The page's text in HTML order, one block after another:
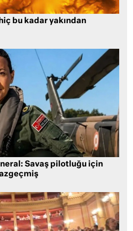
bu kadar yakından
Savaş pilotluğu için